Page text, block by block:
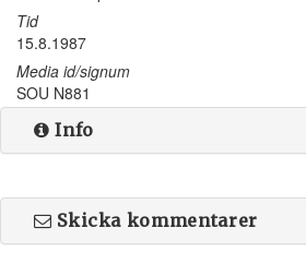
Tid
15.8.1987
Media id/signum
SOU N881
Info
Skicka kommentarer